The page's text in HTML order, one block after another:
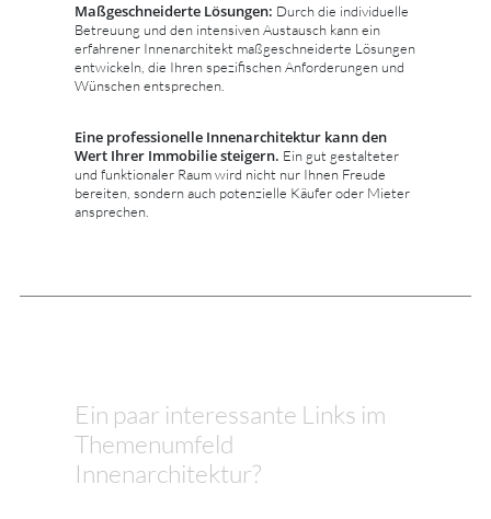
Maßgeschneiderte Lösungen: Durch die individuelle
Betreuung und den intensiven Austausch kann ein
erfahrener Innenarchitekt maßgeschneiderte Lösungen
entwickeln, die Ihren spezifischen Anforderungen und
Wünschen entsprechen.
Eine professionelle Innenarchitektur kann den
Wert Ihrer Immobilie steigern. Ein gut gestalteter
und funktionaler Raum wird nicht nur Ihnen Freude
bereiten, sondern auch potenzielle Käufer oder Mieter
ansprechen.
Ein paar interessante Links im
Themenumfeld
Innenarchitektur?